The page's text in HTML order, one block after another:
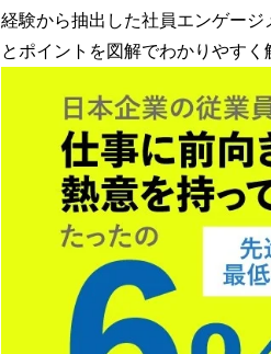
経験から抽出した社員エンゲー
とポイントを図解でわかりやすく